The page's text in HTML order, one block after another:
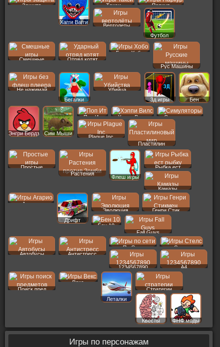
Защита
Хагги Вагги
Такси Паркур
Вертолеты
Футбол
Смешные Отряд котят
Бомж Хобо
Рус Машины
Не нажимай
Бегалки
Убийца
3д игры
Бен
Энгри Бердз Сим Мыши
Поп Ит Хэппи Вилс Симуляторы
Plague Inc
Пластилин
Простые
Растения
Флеш игры
Рыбка ест
Камазы
Агарио
Дрифт
Эволюция Генри Стик
Бен 10
Fall Guys
Автобусы Антистресс
По Сети Стелс
1234567890 A4
Поиск пред
Векс
Леталки
Стратегии
Квесты ФНФ моды
Игры по персонажам